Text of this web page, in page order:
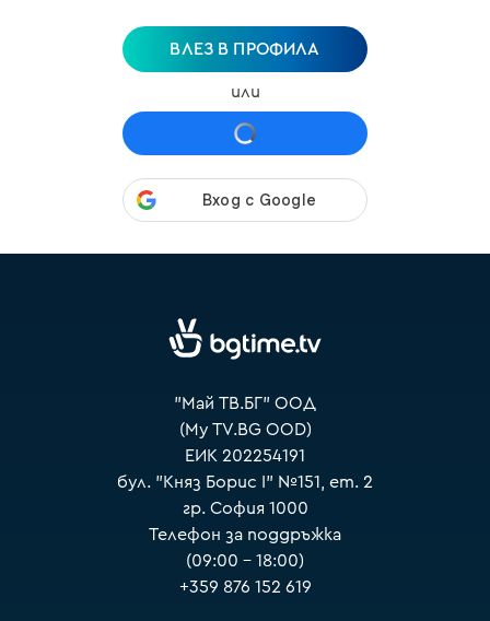
ВЛЕЗ В ПРОФИЛА
или
"Май ТВ.БГ" ООД
(My TV.BG OOD)
ЕИК 202254191
бул. "Княз Борис I" №151, ет. 2
гр. София 1000
Телефон за поддръжка
(09:00 – 18:00)
+359 876 152 619